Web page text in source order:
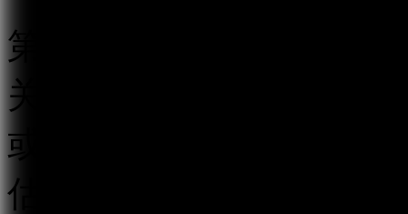
第四条 跟帖评论服务提
关的跟帖评论新产品、
或者省、自治区、直辖
估。